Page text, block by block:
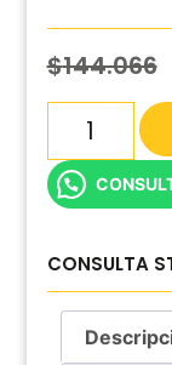
$144.066
CONSULTA